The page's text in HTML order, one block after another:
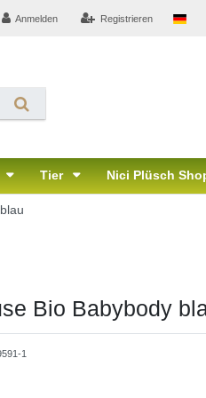
Anmelden Registrieren
Tier Nici Plüsch
Bio Babybody
1